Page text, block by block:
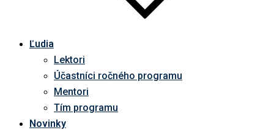
Ľudia
Lektori
Účastníci ročného programu
Mentori
Tím programu
Novinky